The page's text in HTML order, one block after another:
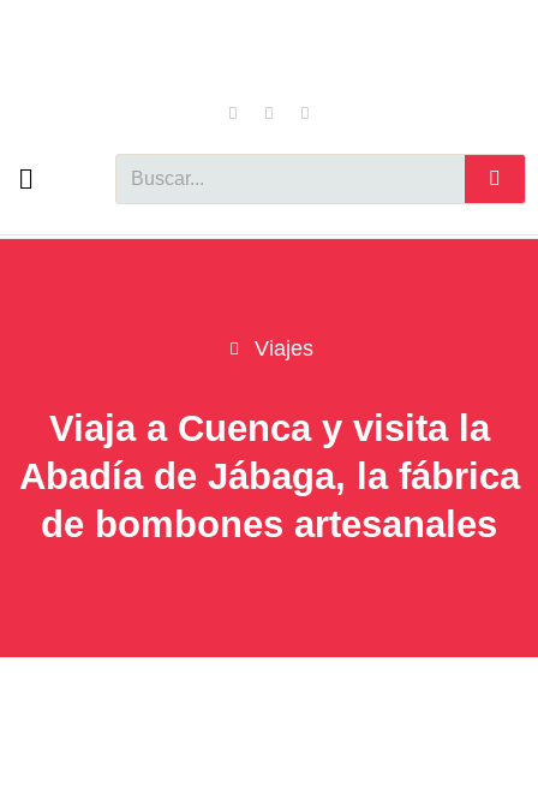
a
c
b
k
n
s
a
a
-
t
i
e
Buscar
Viajes
Viaja a Cuenca y visita la
Abadía de Jábaga, la fábrica
de bombones artesanales